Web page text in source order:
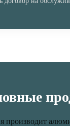
производит